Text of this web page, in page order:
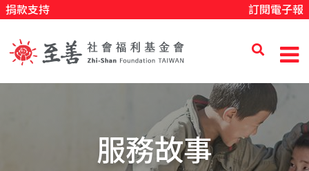
主
捐款支持 訂閱電子報
服務故事